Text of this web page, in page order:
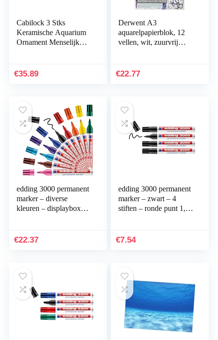
Cabilock 3 Stks
Keramische Aquarium
Ornament Menselijk
Desktop Inrichting
€35.89
Derwent A3
aquarelpapierblok, 12
vellen, wit, zuurvrij
€22.77
edding 3000 permanent
marker – diverse
kleuren – displaybox
sneldrogende…
€22.37
edding 3000 permanent
marker – zwart – 4
stiften – ronde punt 1,5-
water- en…
€7.54